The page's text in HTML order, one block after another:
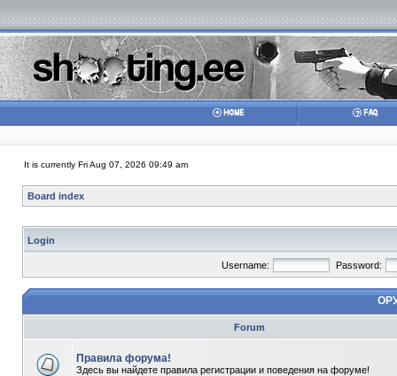
It is currently Fri Aug 07, 2026 09:49 am
Board index
Login
Username: Password:
Forum
Правила форума!
Здесь вы найдете правила регистрации и поведения на форуме!